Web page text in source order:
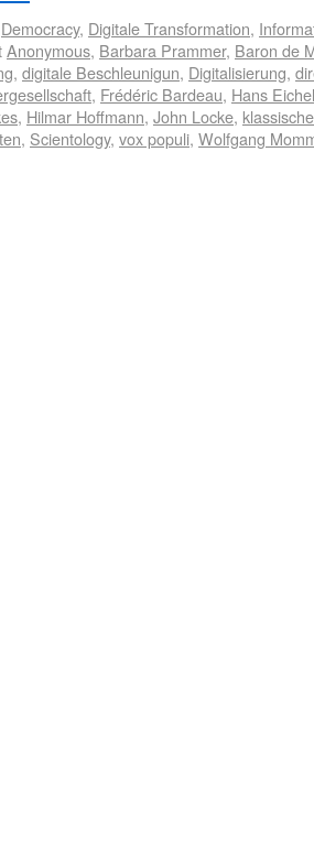
Democracy, Digitale Transformation,
Anonymous, Barbara Prammer, Baron de
, digitale Beschleunigun, Digitalisierung,
, Frédéric Bardeau, Hans Eichel
, Hilmar Hoffmann, John Locke,
, Scientology, vox populi, Wolfgang